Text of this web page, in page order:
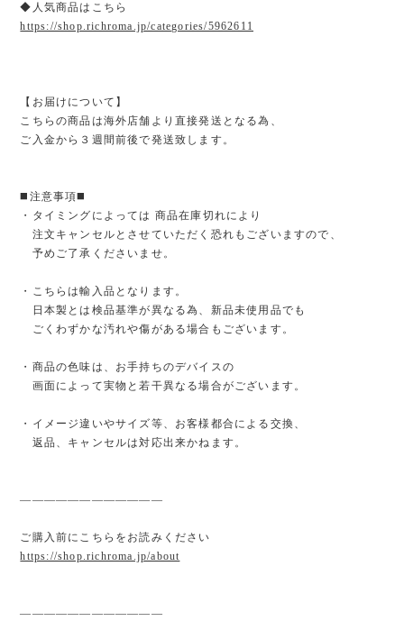
◆人気商品はこちら
https://shop.richroma.jp/categories/5962611
【お届けについて】
こちらの商品は海外店舗より直接発送となる為、
ご入金から３週間前後で発送致します。
◼️注意事項◼️
・タイミングによっては 商品在庫切れにより
注文キャンセルとさせていただく恐れもございますので、
予めご了承くださいませ。
・こちらは輸入品となります。
日本製とは検品基準が異なる為、新品未使用品でも
ごくわずかな汚れや傷がある場合もございます。
・商品の色味は、お手持ちのデバイスの
画面によって実物と若干異なる場合がございます。
・イメージ違いやサイズ等、お客様都合による交換、
返品、キャンセルは対応出来かねます。
————————————
ご購入前にこちらをお読みください
https://shop.richroma.jp/about
————————————